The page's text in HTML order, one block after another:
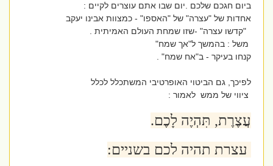
ביום חגכם שלכם .יום שבו אתם עוצרים לקיים :
אחדות של "עצרה" של "האספו" - כמצוות אבינו יעקב
"קדשו עצרה" -שזו שמחת העולם האמיתית .
משל : בהמשך ל"אך שמח"
קנחו בעיקר - ב"אח שמח" .
לפיכך, גם הביטוי האופרטיבי המשתכלל לכלל
ציווי של ממש לאמור :
עֲצֶרֶת, תִּהְיֶה לָכֶם.
עצרת תהיה לכם בשניים: